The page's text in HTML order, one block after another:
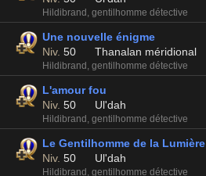
Hildibrand, gentilhomme détective
Une nouvelle énigme
Niv. 50 Thanalan méridional
Hildibrand, gentilhomme détective
L'amour fou
Niv. 50 Ul'dah
Hildibrand, gentilhomme détective
Le Gentilhomme de la Lumière
Niv. 50 Ul'dah
Hildibrand, gentilhomme détective